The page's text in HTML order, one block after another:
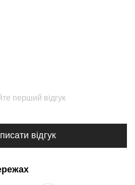
перший відгук
відгук